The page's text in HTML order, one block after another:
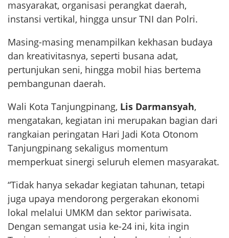
masyarakat, organisasi perangkat daerah,
instansi vertikal, hingga unsur TNI dan Polri.
Masing-masing menampilkan kekhasan budaya
dan kreativitasnya, seperti busana adat,
pertunjukan seni, hingga mobil hias bertema
pembangunan daerah.
Wali Kota Tanjungpinang, Lis Darmansyah,
mengatakan, kegiatan ini merupakan bagian dari
rangkaian peringatan Hari Jadi Kota Otonom
Tanjungpinang sekaligus momentum
memperkuat sinergi seluruh elemen masyarakat.
“Tidak hanya sekadar kegiatan tahunan, tetapi
juga upaya mendorong pergerakan ekonomi
lokal melalui UMKM dan sektor pariwisata.
Dengan semangat usia ke-24 ini, kita ingin